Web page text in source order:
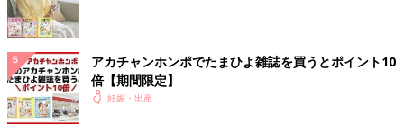
アカチャンホンポでたまひよ雑誌を買うとポイント10
倍【期間限定】
妊娠・出産